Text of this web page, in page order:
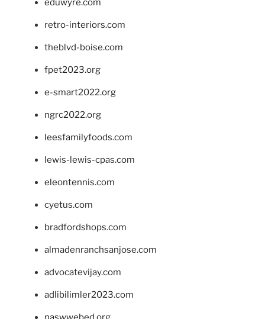
eduwyre.com
retro-interiors.com
theblvd-boise.com
fpet2023.org
e-smart2022.org
ngrc2022.org
leesfamilyfoods.com
lewis-lewis-cpas.com
eleontennis.com
cyetus.com
bradfordshops.com
almadenranchsanjose.com
advocatevijay.com
adlibilimler2023.com